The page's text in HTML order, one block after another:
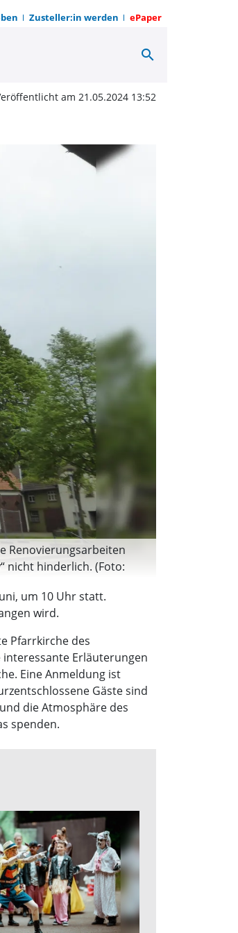
Zusteller:in werden ePaper
Welterbetag |
search
am 21.05.2024 13:52
Renovierungsarbeiten
nicht hinderlich. (Foto:
um 10 Uhr statt.
wird.
Pfarrkirche des
Erläuterungen
Eine Anmeldung ist
Gäste sind
die Atmosphäre des
spenden.